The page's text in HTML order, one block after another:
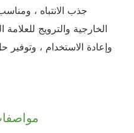
جذب الانتباه ،
الخارجية والترويج
وإعادة الاستخدام ،